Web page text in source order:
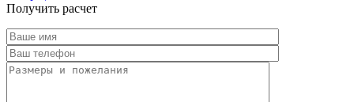
Получить расчет